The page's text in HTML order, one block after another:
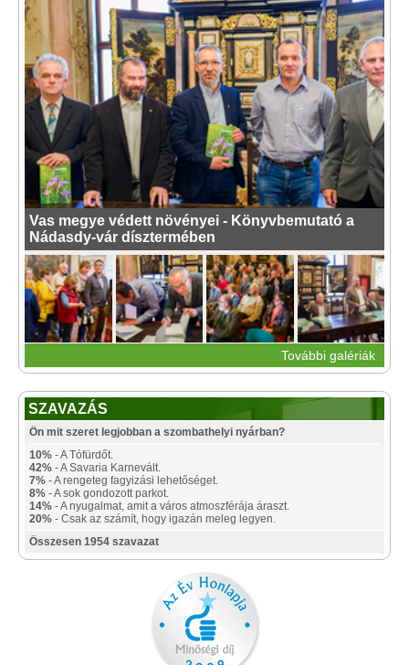
Vas megye védett növényei - Könyvbemutató a
Nádasdy-vár dísztermében
További galériák
SZAVAZÁS
Ön mit szeret legjobban a szombathelyi nyárban?
10% - A Tófürdőt.
42% - A Savaria Karnevált.
7% - A rengeteg fagyizási lehetőséget.
8% - A sok gondozott parkot.
14% - A nyugalmat, amit a város atmoszférája áraszt.
20% - Csak az számít, hogy igazán meleg legyen.
Összesen 1954 szavazat